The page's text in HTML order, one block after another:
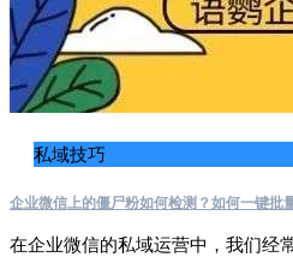
私域技巧
企业微信上的僵尸粉如何检测？如何一键批
在企业微信的私域运营中，我们经